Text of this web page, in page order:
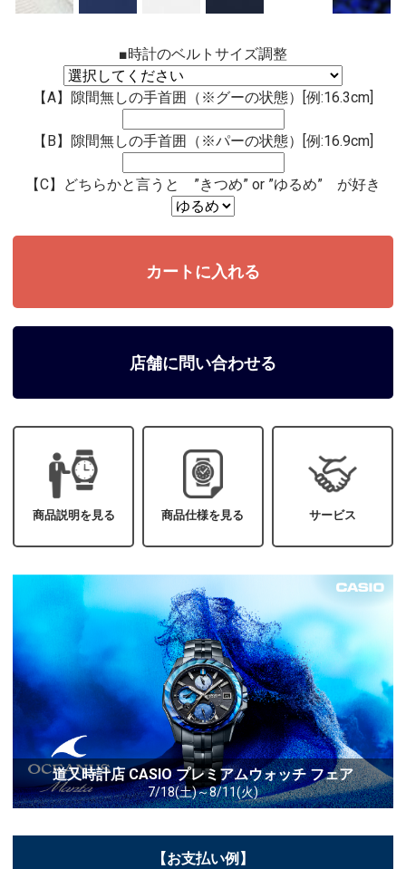
■時計のベルトサイズ調整
【A】隙間無しの手首囲（※グーの状態）[例:16.3cm]
【B】隙間無しの手首囲（※パーの状態）[例:16.9cm]
【C】どちらかと言うと ”きつめ” or ”ゆるめ” が好き
店舗に問い合わせる
商品説明を見る 商品仕様を見る サービス
道又時計店 CASIO プレミアムウォッチ フェア
7/18(土)～8/11(火)
【お支払い例】